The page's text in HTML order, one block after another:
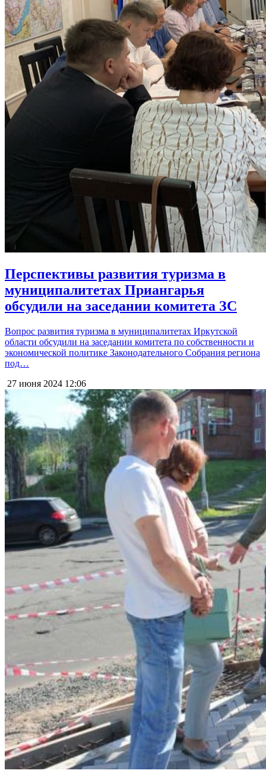
Перспективы развития туризма в
муниципалитетах Приангарья
обсудили на заседании комитета ЗС
Вопрос развития туризма в муниципалитетах Иркутской
области обсудили на заседании комитета по собственности и
экономической политике Законодательного Собрания региона
под…
27 июня 2024 12:06